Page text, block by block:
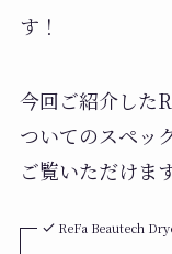
す！
今回ご紹介した
ついてのスペッ
ご覧いただけます
ReFa Beautech